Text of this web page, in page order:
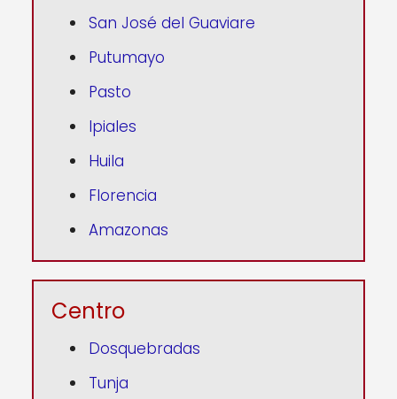
San José del Guaviare
Putumayo
Pasto
Ipiales
Huila
Florencia
Amazonas
Centro
Dosquebradas
Tunja